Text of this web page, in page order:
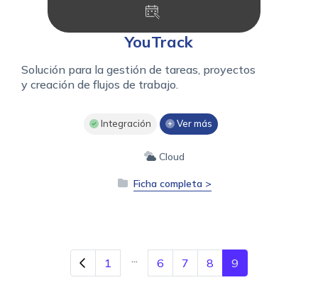
YouTrack
Solución para la gestión de tareas, proyectos
y creación de flujos de trabajo.
Integración Ver más
Cloud
Ficha completa >
1 6 7 8 9